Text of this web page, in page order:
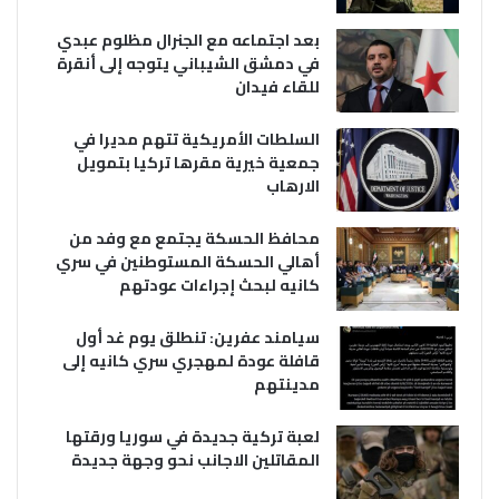
بعد اجتماعه مع الجنرال مظلوم عبدي
في دمشق الشيباني يتوجه إلى أنقرة
للقاء فيدان
السلطات الأمريكية تتهم مديرا في
جمعية خيرية مقرها تركيا بتمويل
الارهاب
محافظ الحسكة يجتمع مع وفد من
أهالي الحسكة المستوطنين في سري
كانيه لبحث إجراءات عودتهم
سيامند عفرين: تنطلق يوم غد أول
قافلة عودة لمهجري سري كانيه إلى
مدينتهم
لعبة تركية جديدة في سوريا ورقتها
المقاتلين الاجانب نحو وجهة جديدة